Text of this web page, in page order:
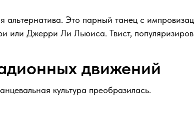
альтернатива. Это парный танец с
или Джерри Ли Льюиса. Твист,
движений
культура преобразилась.